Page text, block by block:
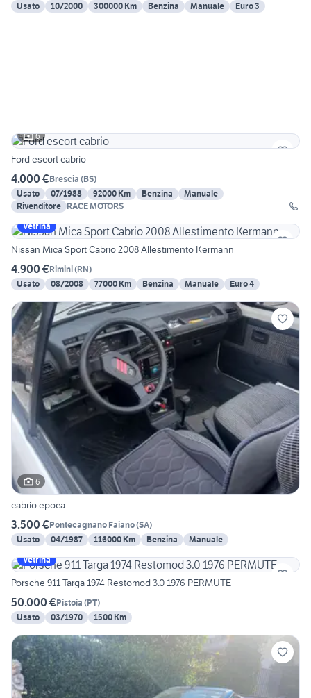
Usato
10/2000 300000 Km Benzina Manuale Euro 3
6
Ford escort cabrio
4.000 €Brescia (BS)
Usato
07/1988 92000 Km Benzina
Manuale
Rivenditore RACE MOTORS
Vetrina
Nissan Mica Sport Cabrio 2008 Allestimento Kermann
4.900 €Rimini(RN)
Usato
08/2008 77000 Km Benzina Manuale Euro 4
6
cabrio epoca
3.500 €Pontecagnano Faiano(SA)
Usato
04/1987 116000 Km Benzina
Manuale
Vetrina
Porsche 911 Targa 1974 Restomod 3.0 1976 PERMUTE
50.000 €Pistoia (PT)
Usato
03/1970 1500 Km